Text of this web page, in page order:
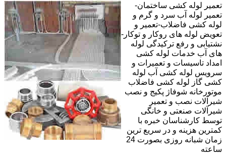
تعمیر لوله کشی ساختمان-
تعمیر لوله آب سرد و گرم و
لوله کشی فاضلاب-تعمیر و
تعویض لوله های روکار و توکار-
نشتیابی و رفع ترکیدگی لوله
های آب خدمات لوله کشی
امداد تاسیسات و تعمیرات و
سرویس لوله کشی آب لوله
کشی گاز لوله کشی فاضلاب
موتورخانه شوفاژ پکیج و نصب
شیرآلات نصب و تعمیر
شیرآلات صنعتی و خانگی
توسط کارشناسان خبره با
کمترین هزینه و در سریع ترین
زمان شبانه روزی بصورت 24
ساعته